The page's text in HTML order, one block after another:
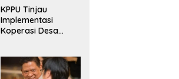
KPPU Tinjau
Implementasi
Koperasi Desa